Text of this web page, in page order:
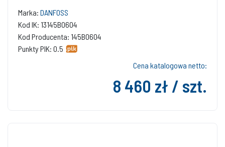
Marka: DANFOSS
Kod IK: 13145B0604
Kod Producenta: 145B0604
Punkty PIK: 0.5
Cena katalogowa netto:
8 460 zł / szt.